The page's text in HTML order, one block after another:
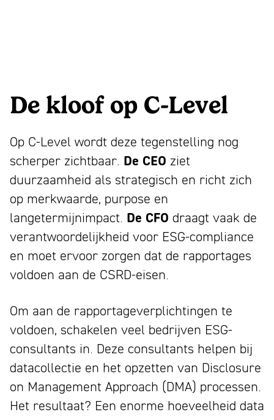
De kloof op C-Level
Op C-Level wordt deze tegenstelling nog
scherper zichtbaar. De CEO ziet
duurzaamheid als strategisch en richt zich
op merkwaarde, purpose en
langetermijnimpact. De CFO draagt vaak de
verantwoordelijkheid voor ESG-compliance
en moet ervoor zorgen dat de rapportages
voldoen aan de CSRD-eisen.
Om aan de rapportageverplichtingen te
voldoen, schakelen veel bedrijven ESG-
consultants in. Deze consultants helpen bij
datacollectie en het opzetten van Disclosure
on Management Approach (DMA) processen.
Het resultaat? Een enorme hoeveelheid data